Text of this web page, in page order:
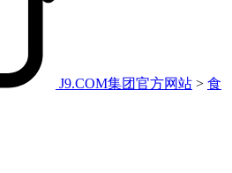
J9.COM集团官方网站 > 食